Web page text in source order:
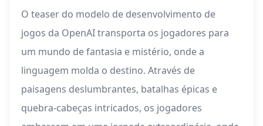
O teaser do modelo de desenvolvimento de
jogos da OpenAI transporta os jogadores para
um mundo de fantasia e mistério, onde a
linguagem molda o destino. Através de
paisagens deslumbrantes, batalhas épicas e
quebra-cabeças intricados, os jogadores